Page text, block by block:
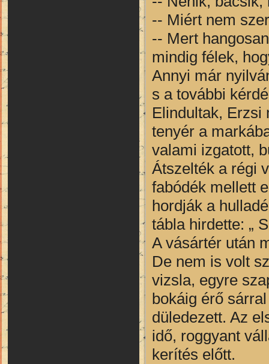
-- Miért nem
-- Mert
mindig félek,
Annyi már
s a további
Elindultak, Erzsi
tenyér a
valami izgatott,
Átszelték a régi
fabódék mellett
hordják a
tábla hirdette: „
A vásártér után
De nem is volt
vizsla, egyre
bokáig érő
düledezett. Az
idő, roggyant
kerítés előtt.